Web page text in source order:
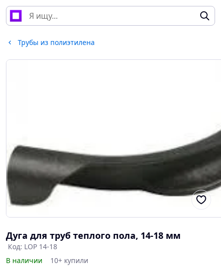
Трубы из полиэтилена
Дуга для труб теплого пола, 14-18 мм
Код: LOP 14-18
В наличии
10+ купили